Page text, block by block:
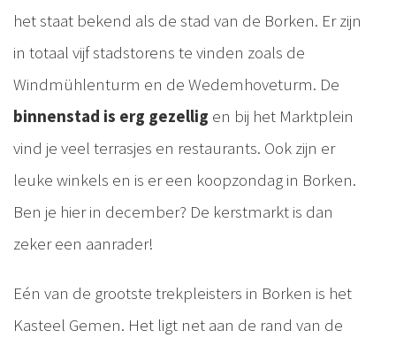
het staat bekend als de stad van de Borken. Er zijn
in totaal vijf stadstorens te vinden zoals de
Windmühlenturm en de Wedemhoveturm. De
binnenstad is erg gezellig en bij het Marktplein
vind je veel terrasjes en restaurants. Ook zijn er
leuke winkels en is er een koopzondag in Borken.
Ben je hier in december? De kerstmarkt is dan
zeker een aanrader!
Eén van de grootste trekpleisters in Borken is het
Kasteel Gemen. Het ligt net aan de rand van de